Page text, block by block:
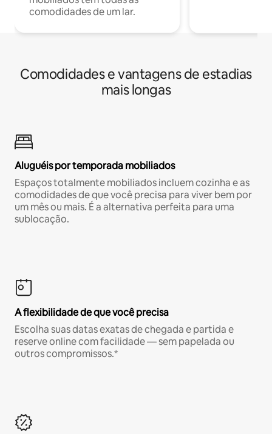
comodidades de um lar.
Comodidades e vantagens de estadias
mais longas
Aluguéis por temporada mobiliados
Espaços totalmente mobiliados incluem cozinha e as
comodidades de que você precisa para viver bem por
um mês ou mais. É a alternativa perfeita para uma
sublocação.
A flexibilidade de que você precisa
Escolha suas datas exatas de chegada e partida e
reserve online com facilidade — sem papelada ou
outros compromissos.*